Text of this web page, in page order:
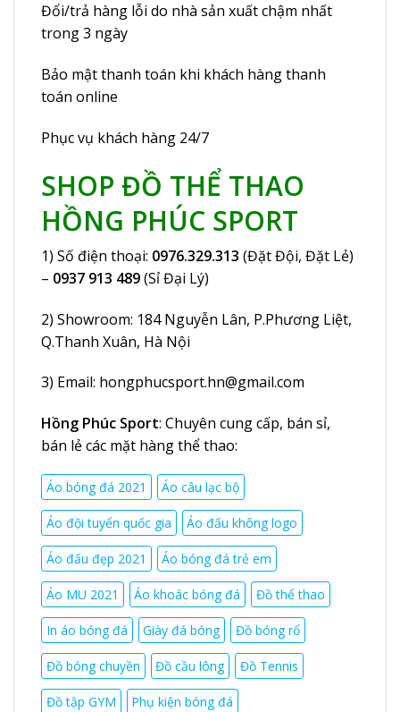
Đổi/trả hàng lỗi do nhà sản xuất chậm nhất
trong 3 ngày
Bảo mật thanh toán khi khách hàng thanh
toán online
Phục vụ khách hàng 24/7
SHOP ĐỒ THỂ THAO
HỒNG PHÚC SPORT
1) Số điện thoại: 0976.329.313 (Đặt Đội, Đặt Lẻ)
– 0937 913 489(Sỉ Đại Lý)
2) Showroom: 184 Nguyễn Lân, P.Phương Liệt,
Q.Thanh Xuân, Hà Nội
3) Email: hongphucsport.hn@gmail.com
Hồng Phúc Sport: Chuyên cung cấp, bán sỉ,
bán lẻ các mặt hàng thể thao:
Áo bóng đá 2021 Áo câu lạc bộ
Áo đội tuyển quốc gia Áo đấu không logo
Áo đấu đẹp 2021 Áo bóng đá trẻ em
Áo MU 2021 Áo khoác bóng đá Đồ thể thao
In áo bóng đá Giày đá bóng Đồ bóng rổ
Đồ bóng chuyền Đồ cầu lông Đồ Tennis
Đồ tập GYM Phụ kiện bóng đá